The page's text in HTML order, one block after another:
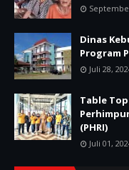
Dinas
Program
Juli 28,
Table
(PHRI)
Juli 01,